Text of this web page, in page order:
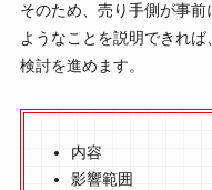
そのため、売り手側が事
ようなことを説明できれ
検討を進めます。
内容
影響範囲